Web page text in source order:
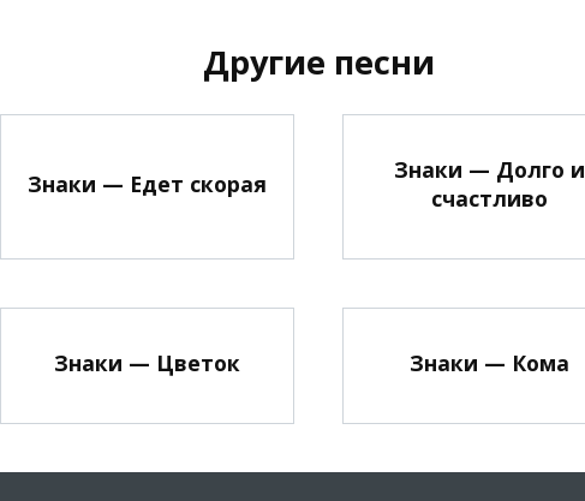
Другие песни
Знаки — Едет скорая
Знаки — Долго и
счастливо
Знаки — Цветок Знаки — Кома